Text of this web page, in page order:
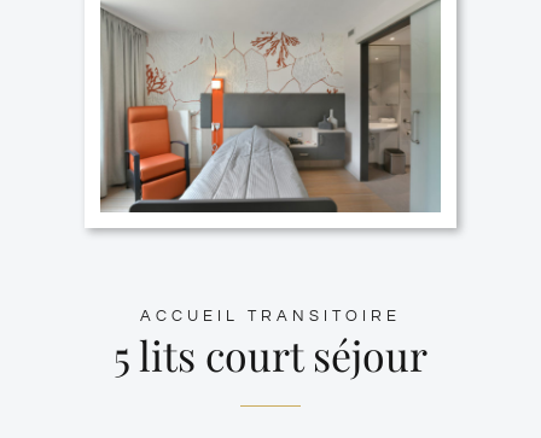
ACCUEIL TRANSITOIRE
5 lits court séjour